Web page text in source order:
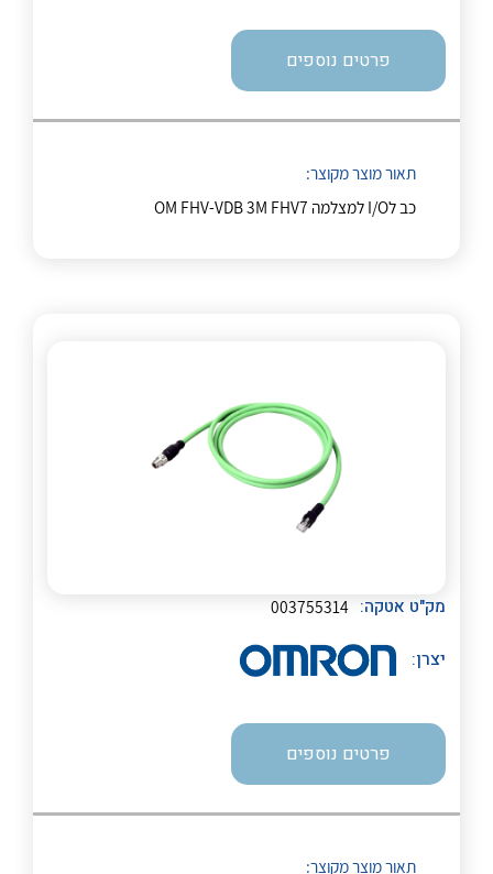
לכל מוצרי היצרן לכל מוצרי היצרן
פרטים נוספים
תאור מוצר מקוצר:
כב לI/O למצלמה OM FHV-VDB 3M FHV7
מק"ט אטקה: 003755314
יצרן:
פרטים נוספים
תאור מוצר מקוצר: